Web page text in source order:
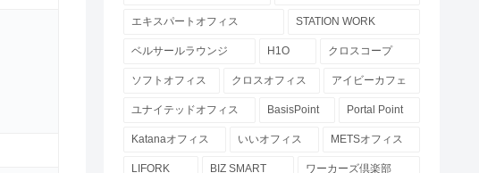
エキスパートオフィス STATION WORK
ベルサールラウンジ H1O クロスコープ
ソフトオフィス クロスオフィス アイビーカフェ
ユナイテッドオフィス BasisPoint Portal Point
Katanaオフィス いいオフィス METSオフィス
LIFORK BIZ SMART ワーカーズ倶楽部